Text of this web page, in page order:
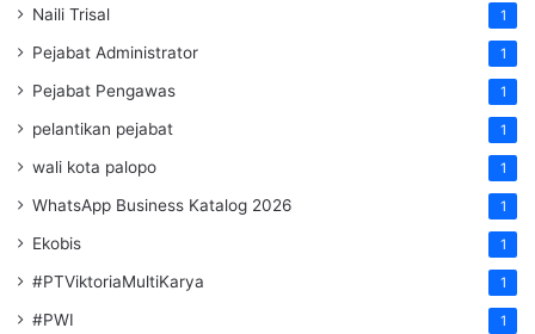
Naili Trisal 1
Pejabat Administrator 1
Pejabat Pengawas 1
pelantikan pejabat 1
wali kota palopo 1
WhatsApp Business Katalog 2026 1
Ekobis 1
#PTViktoriaMultiKarya 1
#PWI 1